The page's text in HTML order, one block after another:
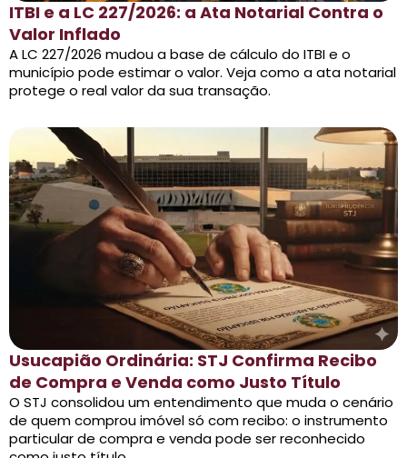
ITBI e a LC 227/2026: a Ata Notarial Contra o
Valor Inflado
A LC 227/2026 mudou a base de cálculo do ITBI e o
município pode estimar o valor. Veja como a ata notarial
protege o real valor da sua transação.
Usucapião Ordinária: STJ Confirma Recibo
de Compra e Venda como Justo Título
O STJ consolidou um entendimento que muda o cenário
de quem comprou imóvel só com recibo: o instrumento
particular de compra e venda pode ser reconhecido